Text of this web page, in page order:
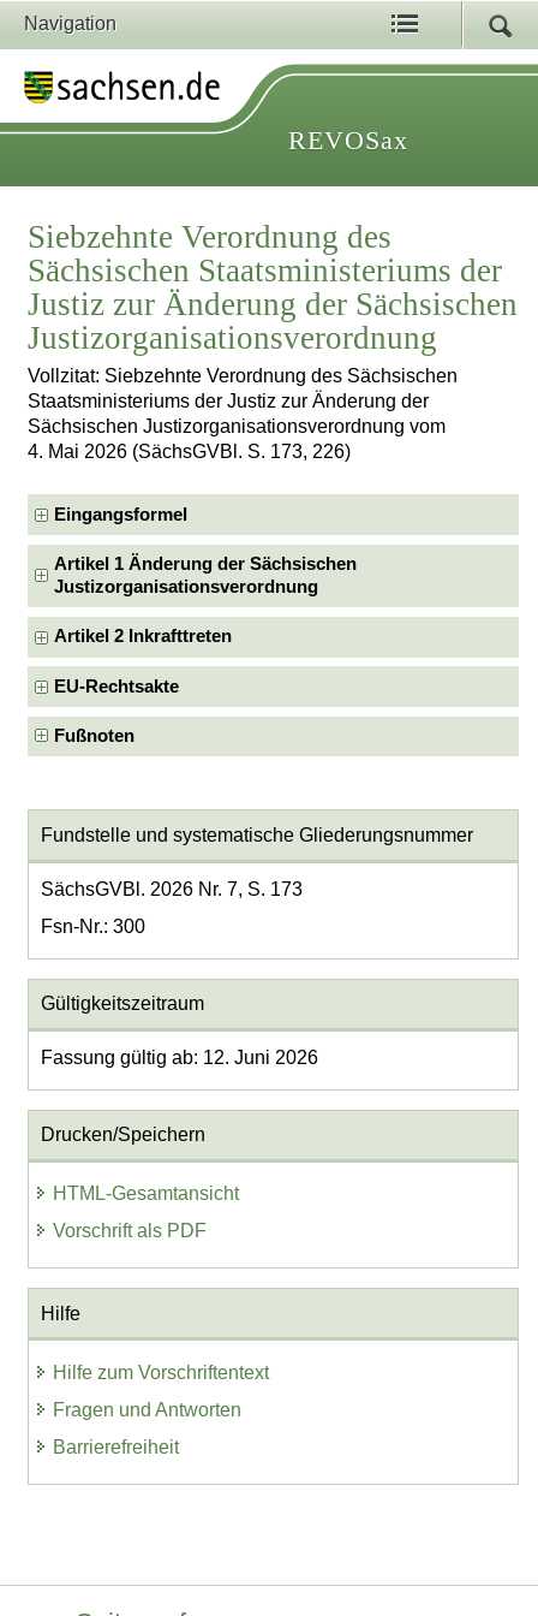
Navigation
REVOSax
Siebzehnte Verordnung des
Sächsischen Staatsministeriums der
Justiz zur Änderung der Sächsischen
Justizorganisationsverordnung
Vollzitat: Siebzehnte Verordnung des Sächsischen
Staatsministeriums der Justiz zur Änderung der
Sächsischen Justizorganisationsverordnung vom
4. Mai 2026 (SächsGVBl. S. 173, 226)
Eingangsformel
Artikel 1 Änderung der Sächsischen
Justizorganisationsverordnung
Artikel 2 Inkrafttreten
EU-Rechtsakte
Fußnoten
Fundstelle und systematische Gliederungsnummer
SächsGVBl. 2026 Nr. 7, S. 173
Fsn-Nr.: 300
Gültigkeitszeitraum
Fassung gültig ab: 12. Juni 2026
Drucken/Speichern
HTML-Gesamtansicht
Vorschrift als PDF
Hilfe
Hilfe zum Vorschriftentext
Fragen und Antworten
Barrierefreiheit